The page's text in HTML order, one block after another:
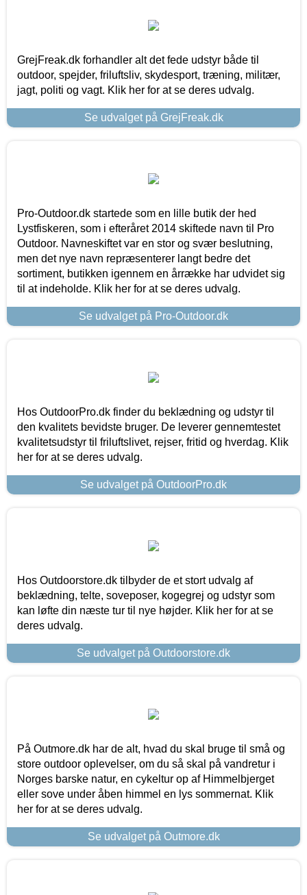
GrejFreak.dk forhandler alt det fede udstyr både til
outdoor, spejder, friluftsliv, skydesport, træning, militær,
jagt, politi og vagt. Klik her for at se deres udvalg.
Se udvalget på GrejFreak.dk
Pro-Outdoor.dk startede som en lille butik der hed
Lystfiskeren, som i efteråret 2014 skiftede navn til Pro
Outdoor. Navneskiftet var en stor og svær beslutning,
men det nye navn repræsenterer langt bedre det
sortiment, butikken igennem en årrække har udvidet sig
til at indeholde. Klik her for at se deres udvalg.
Se udvalget på Pro-Outdoor.dk
Hos OutdoorPro.dk finder du beklædning og udstyr til
den kvalitets bevidste bruger. De leverer gennemtestet
kvalitetsudstyr til friluftslivet, rejser, fritid og hverdag. Klik
her for at se deres udvalg.
Se udvalget på OutdoorPro.dk
Hos Outdoorstore.dk tilbyder de et stort udvalg af
beklædning, telte, soveposer, kogegrej og udstyr som
kan løfte din næste tur til nye højder. Klik her for at se
deres udvalg.
Se udvalget på Outdoorstore.dk
På Outmore.dk har de alt, hvad du skal bruge til små og
store outdoor oplevelser, om du så skal på vandretur i
Norges barske natur, en cykeltur op af Himmelbjerget
eller sove under åben himmel en lys sommernat. Klik
her for at se deres udvalg.
Se udvalget på Outmore.dk